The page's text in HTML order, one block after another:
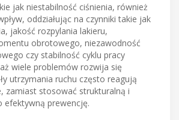
jak niestabilność ciśnienia, również
oddziałując na czynniki takie jak
jakość rozpylania lakieru,
obrotowego, niezawodność
czy stabilność cyklu pracy
wiele problemów rozwija się
utrzymania ruchu często reagują
zamiast stosować strukturalną i
efektywną prewencję.